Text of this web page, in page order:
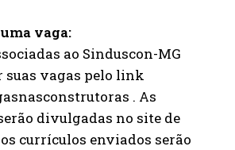
vaga:
ao Sinduscon-MG
vagas pelo link
. As
divulgadas no site de
currículos enviados serão